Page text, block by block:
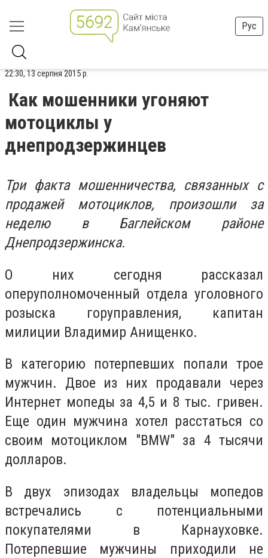
Рус
22:30, 13 серпня 2015 р.
Как мошенники угоняют
мотоциклы у
днепродзержинцев
Три факта мошенничества, связанных с
продажей мотоциклов, произошли за
неделю в Баглейском районе
Днепродзержинска.
О них сегодня рассказал
оперуполномоченный отдела уголовного
розыска горуправления, капитан
милиции Владимир Анищенко.
В категорию потерпевших попали трое
мужчин. Двое из них продавали через
Интернет мопеды за 4,5 и 8 тыс. гривен.
Еще один мужчина хотел расстаться со
своим мотоциклом "BMW" за 4 тысячи
долларов.
В двух эпизодах владельцы мопедов
встречались с потенциальными
покупателями в Карнауховке.
Потерпевшие мужчины приходили не